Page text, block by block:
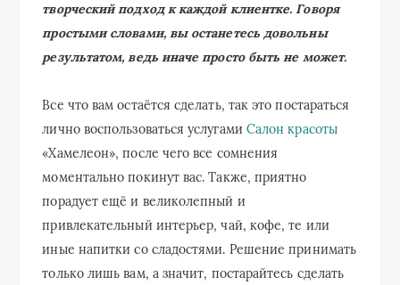
творческий подход к каждой клиентке. Говоря
простыми словами, вы останетесь довольны
результатом, ведь иначе просто быть не может.
Все что вам остаётся сделать, так это постараться
лично воспользоваться услугами Салон красоты
«Хамелеон», после чего все сомнения
моментально покинут вас. Также, приятно
порадует ещё и великолепный и
привлекательный интерьер, чай, кофе, те или
иные напитки со сладостями. Решение принимать
только лишь вам, а значит, постарайтесь сделать